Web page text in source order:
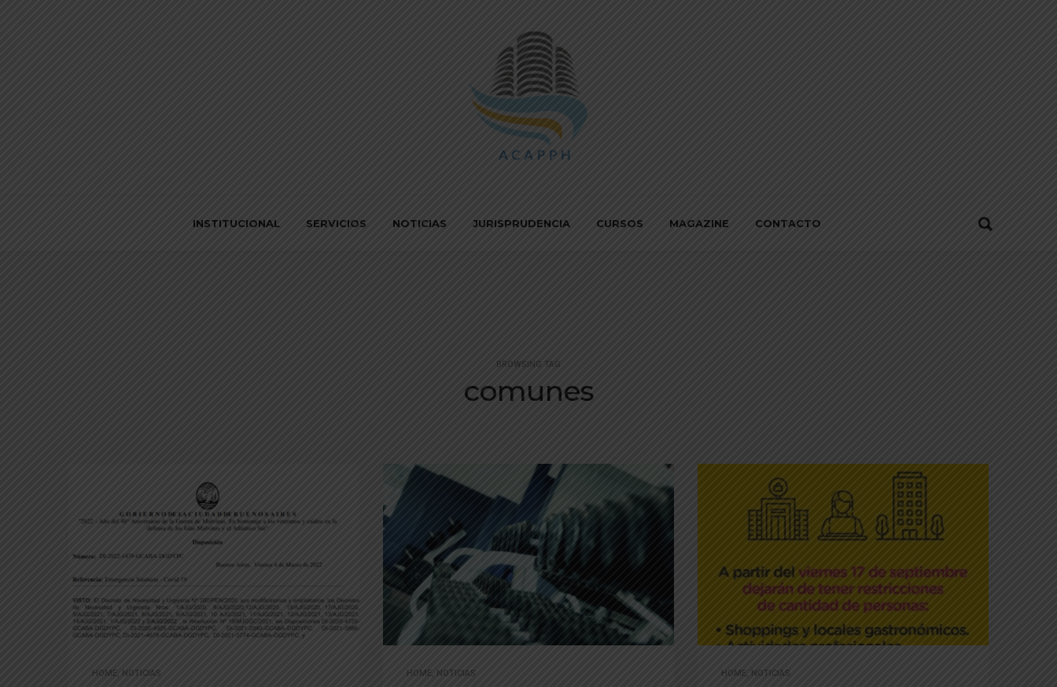
INSTITUCIONAL SERVICIOS NOTICIAS JURISPRUDENCIA CURSOS MAGAZINE CONTACTO
BROWSING TAG
comunes
HOME NOTICIAS HOME NOTICIAS HOME NOTICIAS